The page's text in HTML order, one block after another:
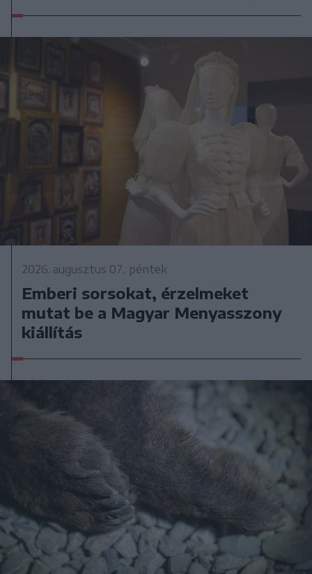
2026. augusztus 07., péntek
Emberi sorsokat, érzelmeket
mutat be a Magyar Menyasszony
kiállítás